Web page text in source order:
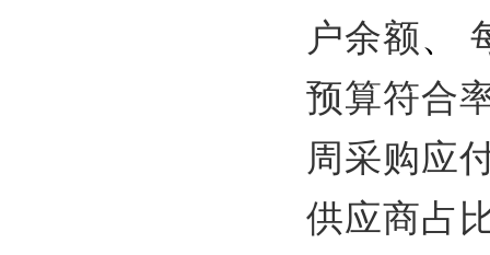
户余额、
预算符合
周采购应
供应商占